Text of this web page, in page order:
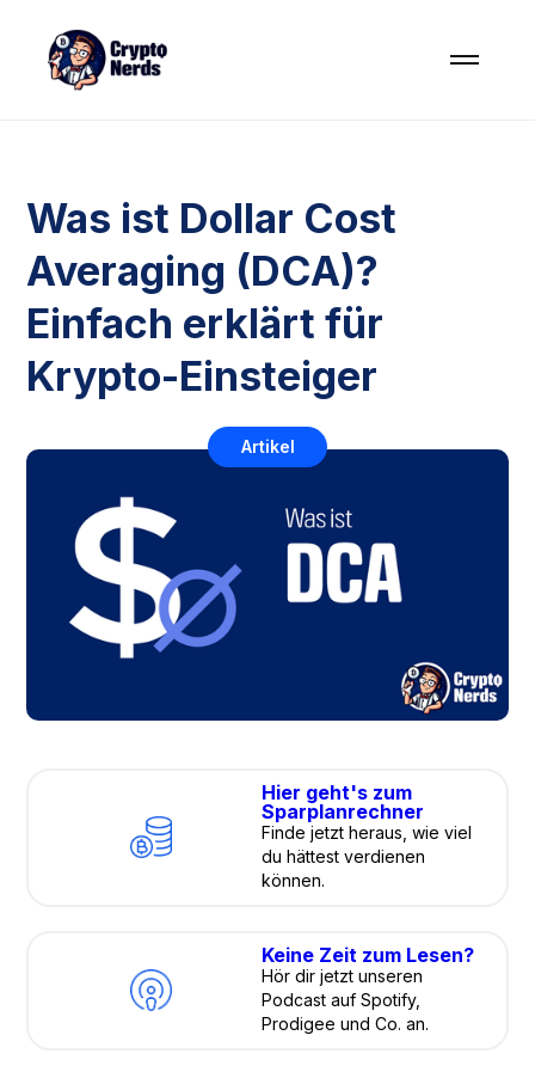
Was ist Dollar Cost
Averaging (DCA)?
Einfach erklärt für
Krypto-Einsteiger
Artikel
Hier geht's zum
Sparplanrechner
Finde jetzt heraus, wie viel
du hättest verdienen
können.
Keine Zeit zum Lesen?
Hör dir jetzt unseren
Podcast auf Spotify,
Prodigee und Co. an.